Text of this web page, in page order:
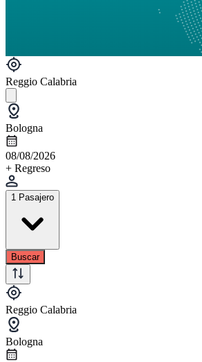
Reggio Calabria
Bologna
08/08/2026
+ Regreso
1 Pasajero
Buscar
Reggio Calabria
Bologna